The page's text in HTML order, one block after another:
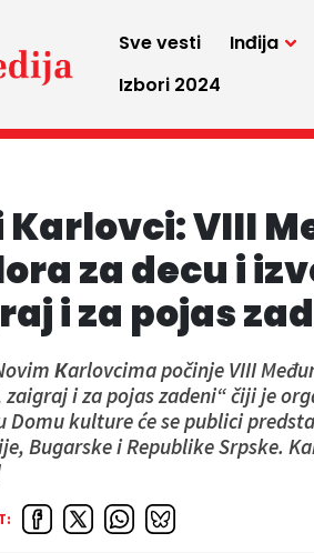
Sve vesti Inđija
Izbori 2024
Karlovci: VIII
za decu i
i za pojas
Кarlovcima počinje VIII
zaigraj i za pojas zadeni“ čiji je
Domu kulture će se publici
Bugarske i Republike Srpske.